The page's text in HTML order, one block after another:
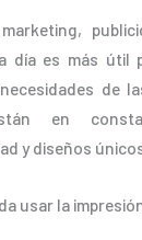
día es más útil
de
en
y diseños
usar la